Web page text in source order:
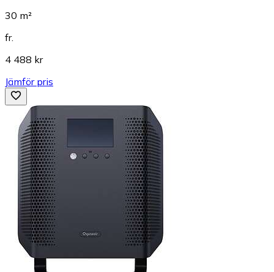
30 m²
fr.
4 488 kr
Jämför pris